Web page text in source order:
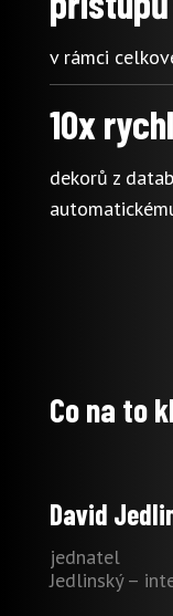
v rámci
10x
dekorů z
Co na to
David
jednatel
Jedlinský –